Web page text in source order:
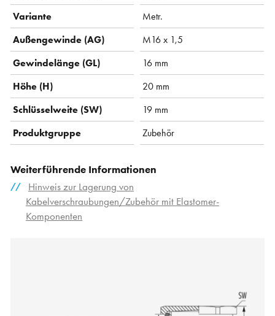
Variante
Metr.
Außengewinde (AG)
M16 x 1,5
Gewindelänge (GL)
16 mm
Höhe (H)
20 mm
Schlüsselweite (SW)
19 mm
Produktgruppe
Zubehör
Weiterführende Informationen
Hinweis zur Lagerung von
Kabelverschraubungen/Zubehör mit Elastomer-
Komponenten